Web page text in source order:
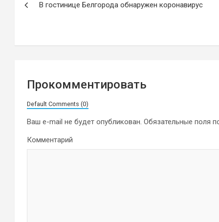
В гостинице Белгорода обнаружен коронавирус
Прокомментировать
Default Comments (0)
Ваш e-mail не будет опубликован. Обязательные поля
Комментарий